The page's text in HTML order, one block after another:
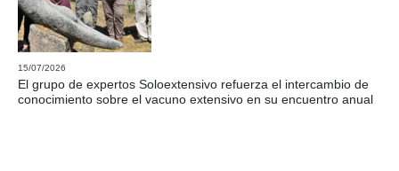
15/07/2026
El grupo de expertos Soloextensivo refuerza el intercambio de
conocimiento sobre el vacuno extensivo en su encuentro anual